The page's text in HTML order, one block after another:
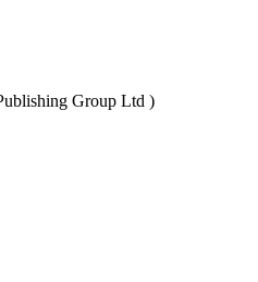
Group Ltd )